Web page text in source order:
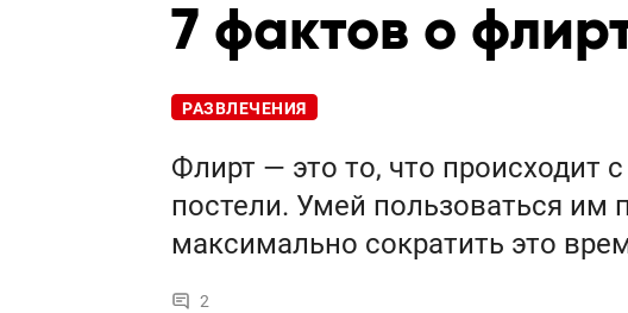
7 фактов о
РАЗВЛЕЧЕНИЯ
Флирт — это то, что происходит
постели. Умей пользоваться им
максимально сократить это
2